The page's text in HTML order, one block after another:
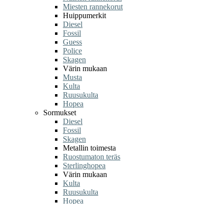
Miesten rannekorut
Huippumerkit
Diesel
Fossil
Guess
Police
Skagen
Värin mukaan
Musta
Kulta
Ruusukulta
Hopea
Sormukset
Diesel
Fossil
Skagen
Metallin toimesta
Ruostumaton teräs
Sterlinghopea
Värin mukaan
Kulta
Ruusukulta
Hopea